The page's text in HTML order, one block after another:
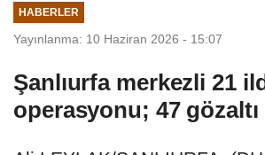
HABERLER
Yayınlanma: 10 Haziran 2026 - 15:07
Şanlıurfa merkezli 21
operasyonu; 47 gözaltı